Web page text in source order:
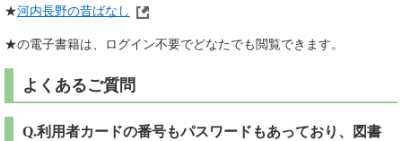
★河内長野の昔ばなし
★の電子書籍は、ログイン不要でどなたでも閲覧できます。
よくあるご質問
Q.利用者カードの番号もパスワードもあっており、図書